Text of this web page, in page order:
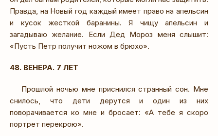
Правда, на Новый год каждый имеет право на апельсин
и кусок жесткой баранины. Я чищу апельсин и
загадываю желание. Если Дед Мороз меня слышит:
«Пусть Петр получит ножом в брюхо».
48. ВЕНЕРА. 7 ЛЕТ
Прошлой ночью мне приснился странный сон. Мне
снилось, что дети дерутся и один из них
поворачивается ко мне и бросает: «А тебе я скоро
портрет перекрою».